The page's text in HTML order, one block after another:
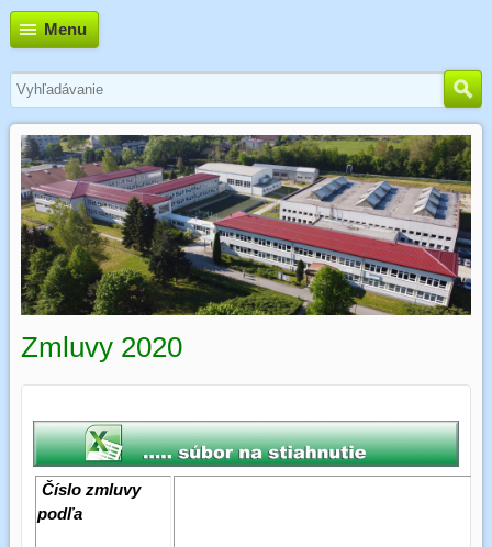
Menu
Zmluvy 2020
Číslo zmluvy
podľa